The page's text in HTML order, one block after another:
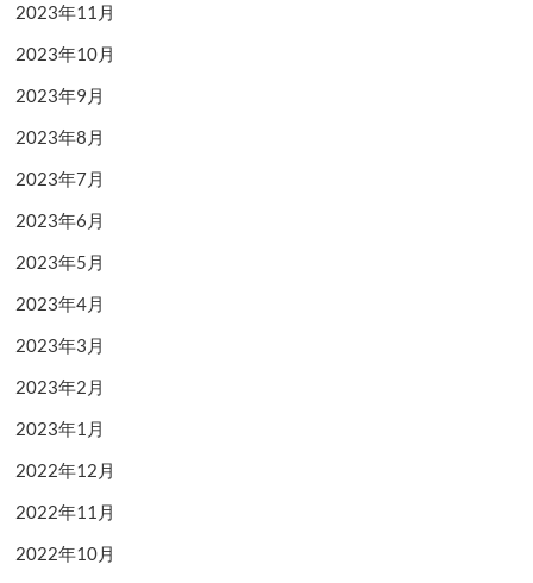
2023年11月
2023年10月
2023年9月
2023年8月
2023年7月
2023年6月
2023年5月
2023年4月
2023年3月
2023年2月
2023年1月
2022年12月
2022年11月
2022年10月